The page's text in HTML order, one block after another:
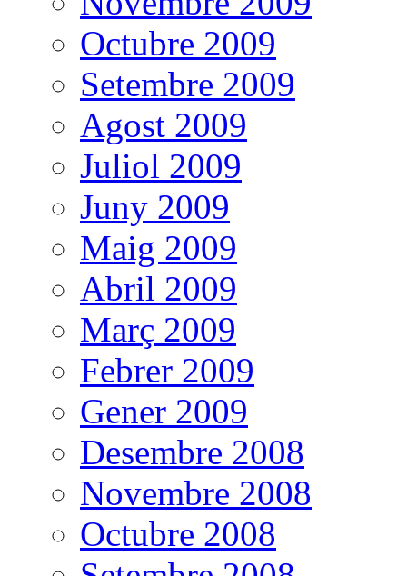
Octubre 2009
Setembre 2009
Agost 2009
Juliol 2009
Juny 2009
Maig 2009
Abril 2009
Març 2009
Febrer 2009
Gener 2009
Desembre 2008
Novembre 2008
Octubre 2008